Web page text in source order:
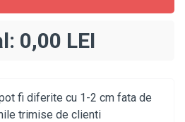
0,00 LEI
fi diferite cu 1-2 cm fata de
trimise de clienti